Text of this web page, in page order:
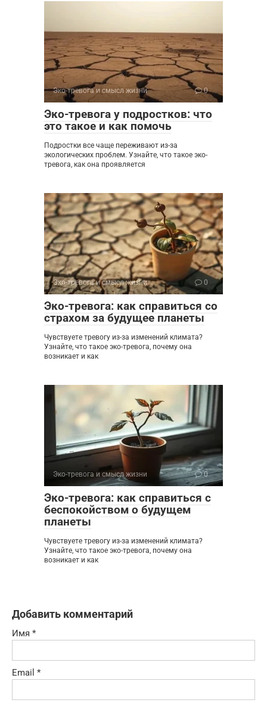
Эко-тревога и смысл жизни 0
Эко-тревога у подростков: что
это такое и как помочь
Подростки все чаще переживают из-за
экологических проблем. Узнайте, что такое эко-
тревога, как она проявляется
Эко-тревога и смысл жизни 0
Эко-тревога: как справиться со
страхом за будущее планеты
Чувствуете тревогу из-за изменений климата?
Узнайте, что такое эко-тревога, почему она
возникает и как
Эко-тревога и смысл жизни 0
Эко-тревога: как справиться с
беспокойством о будущем
планеты
Чувствуете тревогу из-за изменений климата?
Узнайте, что такое эко-тревога, почему она
возникает и как
Добавить комментарий
Имя *
Email *